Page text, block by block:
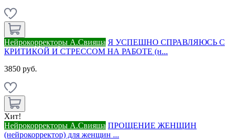
Нейрокорректоры А.Свияша Я УСПЕШНО СПРАВЛЯЮСЬ С
КРИТИКОЙ И СТРЕССОМ НА РАБОТЕ (н...
3850 руб.
Хит!
Нейрокорректоры А.Свияша ПРОЩЕНИЕ ЖЕНЩИН
(нейрокорректор) для женщин ...